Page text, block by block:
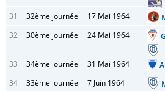
31 32ème journée 17 Mai 1964
32
30ème journée 24 Mai 1964
33 34ème journée 31 Mai 1964
34
33ème journée 7 Juin 1964